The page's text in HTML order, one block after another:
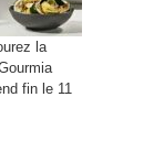
la
fin le 11